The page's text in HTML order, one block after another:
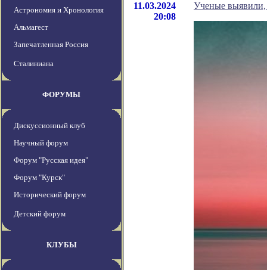
Астрономия и Хронология
Альмагест
Запечатленная Россия
Сталиниана
ФОРУМЫ
Дискуссионный клуб
Научный форум
Форум "Русская идея"
Форум "Курск"
Исторический форум
Детский форум
КЛУБЫ
11.03.2024
20:08
Ученые выявили,